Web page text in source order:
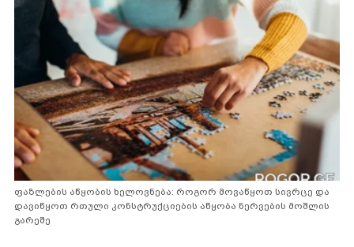
ფაზლების აწყობის ხელოვნება: როგორ მოვაწყოთ სივრცე და
დავიწყოთ რთული კონსტრუქციების აწყობა ნერვების მოშლის
გარეშე